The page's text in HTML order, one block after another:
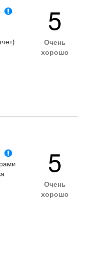
5
Очень
хорошо
5
Очень
хорошо